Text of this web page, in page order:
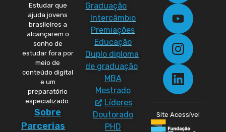
Estudar que
ajuda jovens
brasileiros a
alcançarem o
sonho de
estudar fora por
meio de
conteúdo digital
e um
preparatório
especializado.
Sobre
Parcerias
Graduação
Intercâmbio
Premiações
Educação
Duplo diploma
de graduação
MBA
Mestrado
Líderes
Doutorado
PHD
Site Acessível